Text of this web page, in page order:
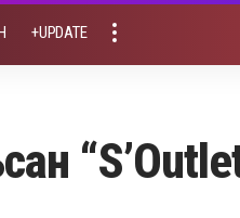
+UPDATE